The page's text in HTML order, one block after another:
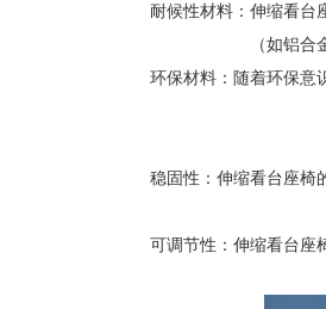
耐候性材料：伸缩看台
（如铝
环保材料：随着环保意
稳固性：伸缩看台座椅
可调节性：伸缩看台座